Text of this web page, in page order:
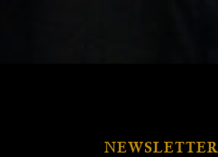
NEWSLETTER